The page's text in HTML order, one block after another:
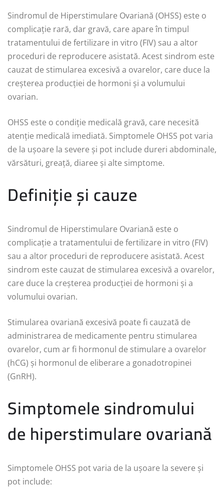
Sindromul de Hiperstimulare Ovariană (OHSS) este o
complicație rară, dar gravă, care apare în timpul
tratamentului de fertilizare in vitro (FIV) sau a altor
proceduri de reproducere asistată. Acest sindrom este
cauzat de stimularea excesivă a ovarelor, care duce la
creșterea producției de hormoni și a volumului
ovarian.
OHSS este o condiție medicală gravă, care necesită
atenție medicală imediată. Simptomele OHSS pot varia
de la ușoare la severe și pot include dureri abdominale,
vărsături, greață, diaree și alte simptome.
Definiție și cauze
Sindromul de Hiperstimulare Ovariană este o
complicație a tratamentului de fertilizare in vitro (FIV)
sau a altor proceduri de reproducere asistată. Acest
sindrom este cauzat de stimularea excesivă a ovarelor,
care duce la creșterea producției de hormoni și a
volumului ovarian.
Stimularea ovariană excesivă poate fi cauzată de
administrarea de medicamente pentru stimularea
ovarelor, cum ar fi hormonul de stimulare a ovarelor
(hCG) și hormonul de eliberare a gonadotropinei
(GnRH).
Simptomele sindromului
de hiperstimulare ovariană
Simptomele OHSS pot varia de la ușoare la severe și
pot include: